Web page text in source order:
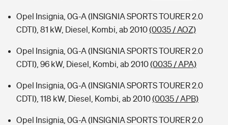
Opel Insignia, 0G-A (INSIGNIA SPORTS TOURER 2.0
CDTI), 81 kW, Diesel, Kombi, ab 2010(0035 / AOZ)
Opel Insignia, 0G-A (INSIGNIA SPORTS TOURER 2.0
CDTI), 96 kW, Diesel, Kombi, ab 2010(0035 / APA)
Opel Insignia, 0G-A (INSIGNIA SPORTS TOURER 2.0
CDTI), 118 kW, Diesel, Kombi, ab 2010(0035 / APB)
Opel Insignia, 0G-A (INSIGNIA SPORTS TOURER 2.0